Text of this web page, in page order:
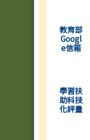
教育部
Googl
e信箱
學習扶
助科技
化評量